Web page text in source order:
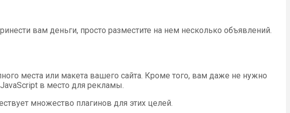
вам деньги, просто разместите на нем несколько объявлений.
места или макета вашего сайта. Кроме того, вам даже не нужно
в место для рекламы.
множество плагинов для этих целей.